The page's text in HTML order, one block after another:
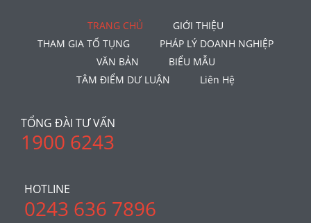
TRANG CHỦ
GIỚI THIỆU
THAM GIA TỐ TỤNG
PHÁP LÝ DOANH NGHIỆP
VĂN BẢN
BIỂU MẪU
TÂM ĐIỂM DƯ LUẬN
Liên Hệ
TỔNG ĐÀI TƯ VẤN
1900 6243
HOTLINE
0243 636 7896